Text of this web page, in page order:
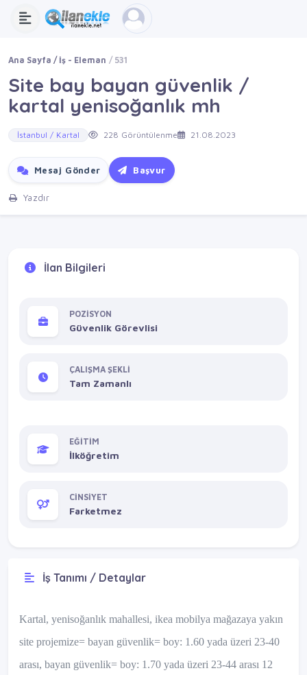
Ana Sayfa İş - Eleman 531
Site bay bayan güvenlik /
kartal yenisoğanlık mh
İstanbul / Kartal 228 Görüntülenme 21.08.2023
Mesaj Gönder Başvur
Yazdır
İlan Bilgileri
POZİSYON
Güvenlik Görevlisi
ÇALIŞMA ŞEKLİ
Tam Zamanlı
EĞİTİM
İlköğretim
CİNSİYET
Farketmez
İş Tanımı / Detaylar
Kartal, yenisoğanlık mahallesi, ikea mobilya mağazaya yakın
site projemize= bayan güvenlik= boy: 1.60 yada üzeri 23-40
arası, bayan güvenlik= boy: 1.70 yada üzeri 23-44 arası 12